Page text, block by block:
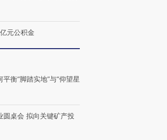
元公积金
衡“脚踏实地”与“仰望星
圆桌会 拟向关键矿产投